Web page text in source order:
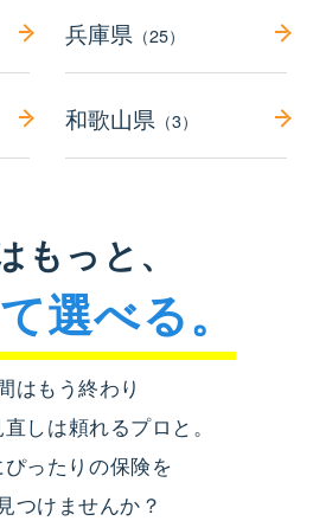
兵庫県 （25）
和歌山県 （3）
もっと、
選べる。
はもう終わり
しは頼れるプロと。
ったりの保険を
つけませんか？